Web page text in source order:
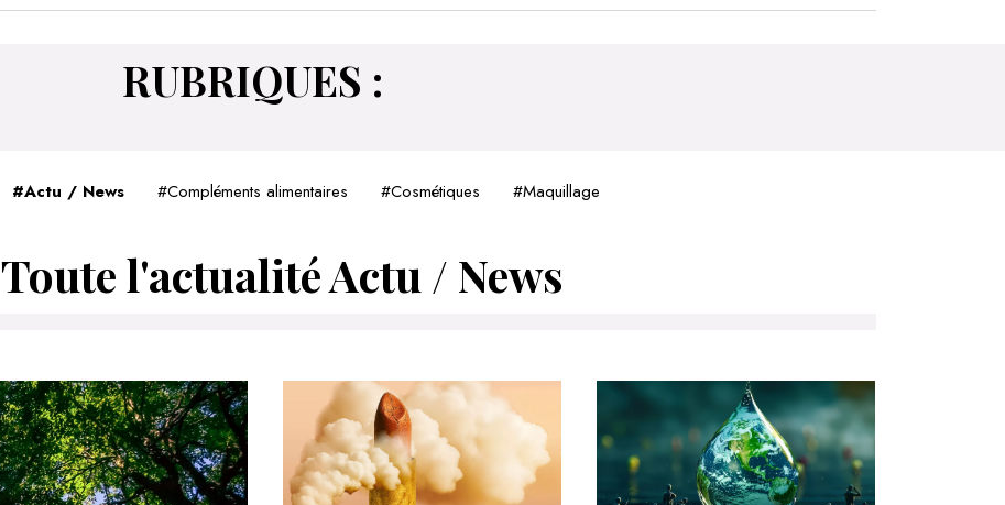
RUBRIQUES :
#Actu / News #Compléments alimentaires #Cosmétiques #Maquillage
Toute l'actualité Actu / News